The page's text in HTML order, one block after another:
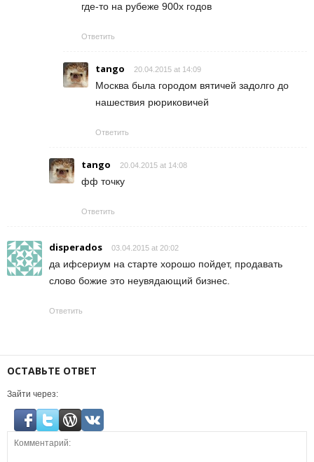
где-то на рубеже 900х годов
Ответить
tango 20.04.2015 at 14:09
Москва была городом вятичей задолго до
нашествия рюриковичей
Ответить
tango 20.04.2015 at 14:08
фф точку
Ответить
disperados 03.04.2015 at 20:02
да ифсериум на старте хорошо пойдет, продавать
слово божие это неувядающий бизнес.
Ответить
ОСТАВЬТЕ ОТВЕТ
Зайти через: